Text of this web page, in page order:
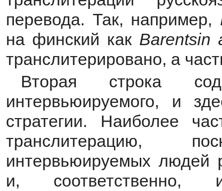
перевода. Так, например,
на финский как Barentsin
транслитерировано, а
Вторая строка
интервьюируемого, и
стратегии. Наиболее
транслитерацию,
интервьюируемых людей
и, соответственно,